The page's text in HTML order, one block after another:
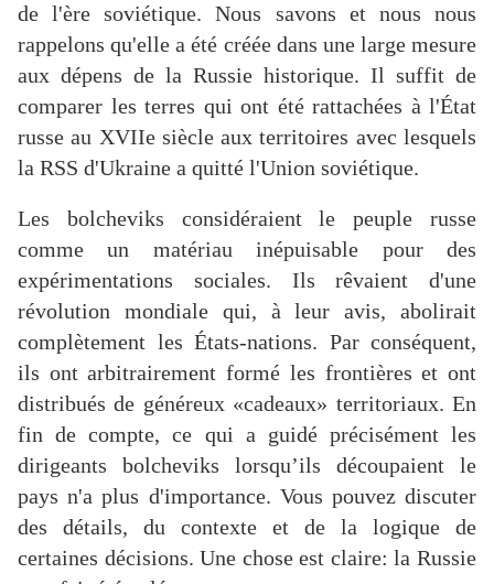
de l'ère soviétique. Nous savons et nous nous
rappelons qu'elle a été créée dans une large mesure
aux dépens de la Russie historique. Il suffit de
comparer les terres qui ont été rattachées à l'État
russe au XVIIe siècle aux territoires avec lesquels
la RSS d'Ukraine a quitté l'Union soviétique.
Les bolcheviks considéraient le peuple russe
comme un matériau inépuisable pour des
expérimentations sociales. Ils rêvaient d'une
révolution mondiale qui, à leur avis, abolirait
complètement les États-nations. Par conséquent,
ils ont arbitrairement formé les frontières et ont
distribués de généreux «cadeaux» territoriaux. En
fin de compte, ce qui a guidé précisément les
dirigeants bolcheviks lorsqu’ils découpaient le
pays n'a plus d'importance. Vous pouvez discuter
des détails, du contexte et de la logique de
certaines décisions. Une chose est claire: la Russie